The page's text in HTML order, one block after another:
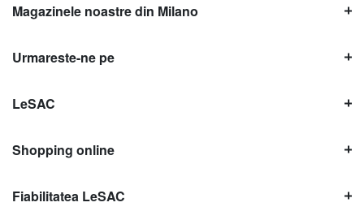
Magazinele noastre din Milano
Urmareste-ne pe
LeSAC
Shopping online
Fiabilitatea LeSAC